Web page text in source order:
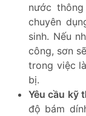
nước
chuyên
sinh. Nếu
công, sơn
trong việc
bị.
Yêu cầu kỹ
độ bám